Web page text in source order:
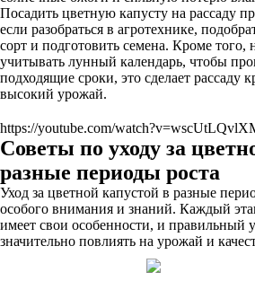
Посадить цветную капусту на рассаду
если разобраться в агротехнике,
сорт и подготовить семена. Кроме того,
учитывать лунный календарь, чтобы
подходящие сроки, это сделает рассаду
высокий урожай.
https://youtube.com/
Советы по уходу за
разные периоды роста
Уход за цветной капустой в разные
особого внимания и знаний. Каждый
имеет свои особенности, и правильный
значительно повлиять на урожай и